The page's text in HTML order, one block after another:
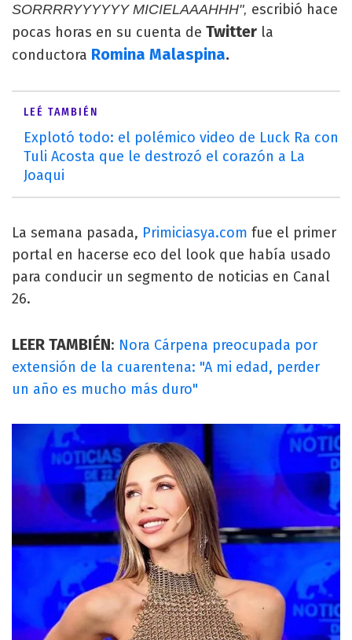
SORRRRYYYYYY MICIELAAAHHH", escribió hace
pocas horas en su cuenta de Twitter la
conductora Romina Malaspina.
LEÉ TAMBIÉN
Explotó todo: el polémico video de Luck Ra con
Tuli Acosta que le destrozó el corazón a La
Joaqui
La semana pasada, Primiciasya.com fue el primer
portal en hacerse eco del look que había usado
para conducir un segmento de noticias en Canal
26.
LEER TAMBIÉN: Nora Cárpena preocupada por
extensión de la cuarentena: "A mi edad, perder
un año es mucho más duro"